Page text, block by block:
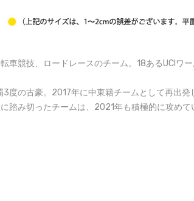
車競技、ロードレースのチーム。18あるUCIワ
度の古豪。2017年に中東籍チームとして再出
踏み切ったチームは、2021年も積極的に攻めて